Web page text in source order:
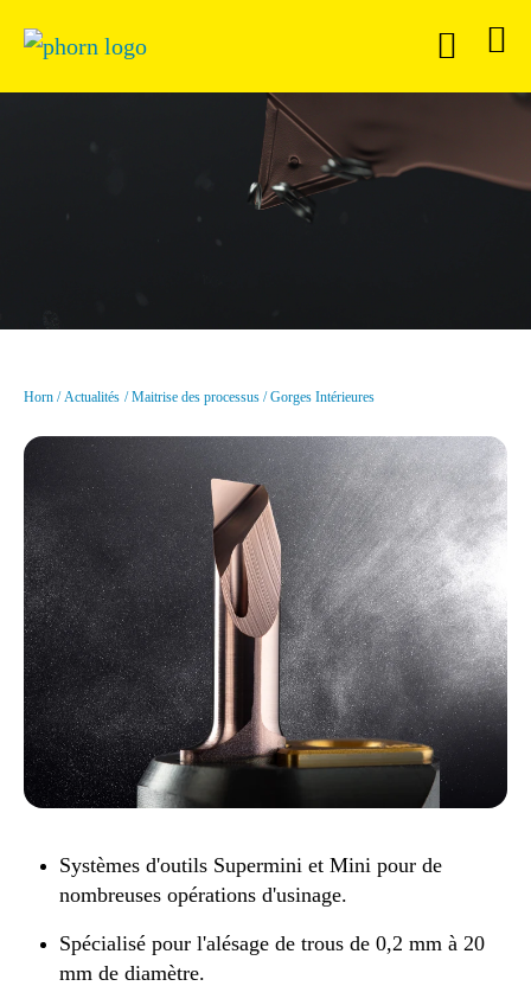
Horn Actualités Maitrise des processus Gorges Intérieures
Systèmes d'outils Supermini et Mini pour de
nombreuses opérations d'usinage.
Spécialisé pour l'alésage de trous de 0,2 mm à 20
mm de diamètre.